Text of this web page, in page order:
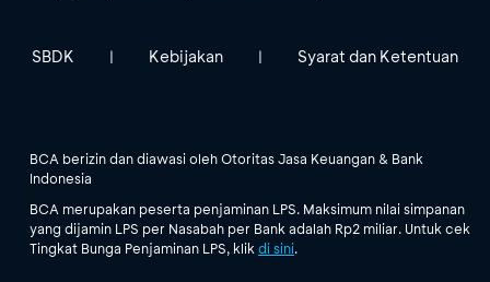
SBDK | Kebijakan | Syarat dan Ketentuan
BCA berizin dan diawasi oleh Otoritas Jasa Keuangan & Bank
Indonesia
BCA merupakan peserta penjaminan LPS. Maksimum nilai simpanan
yang dijamin LPS per Nasabah per Bank adalah Rp2 miliar. Untuk cek
Tingkat Bunga Penjaminan LPS, klik di sini.